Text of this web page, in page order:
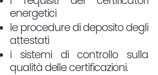
energetici
le procedure di deposito degli
attestati
i sistemi di controllo sulla
qualità delle certificazioni.